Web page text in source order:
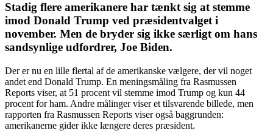
Stadig flere amerikanere har tænkt sig at stemme
imod Donald Trump ved præsidentvalget i
november. Men de bryder sig ikke særligt om hans
sandsynlige udfordrer, Joe Biden.
Der er nu en lille flertal af de amerikanske vælgere, der vil noget
andet end Donald Trump. En meningsmåling fra Rasmussen
Reports viser, at 51 procent vil stemme imod Trump og kun 44
procent for ham. Andre målinger viser et tilsvarende billede, men
rapporten fra Rasmussen Reports viser også baggrunden:
amerikanerne gider ikke længere deres præsident.